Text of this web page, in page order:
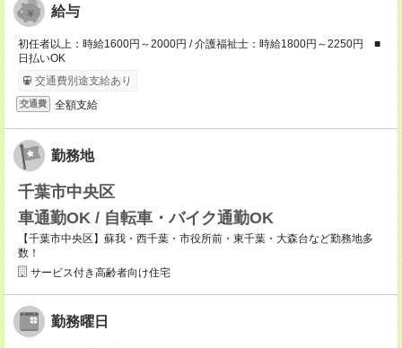
給与
初任者以上：時給1600円～2000円 / 介護福祉士：時給1800円～2250円 ■
日払いOK
交通費別途支給あり
交通費 全額支給
勤務地
千葉市中央区
車通勤OK / 自転車・バイク通勤OK
【千葉市中央区】蘇我・西千葉・市役所前・東千葉・大森台など勤務地多
数！
サービス付き高齢者向け住宅
勤務曜日